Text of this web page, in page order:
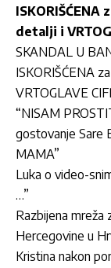
ISKORIŠĆENA
detalji i
SKANDAL U
ISKORIŠĆENA
VRTOGLAVE
“NISAM
gostovanje Sare
MAMA”
Luka o video-
…”
Razbijena mreža
Hercegovine u
Kristina nakon